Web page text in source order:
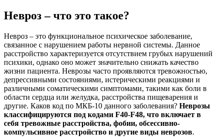
Невроз – что это такое?
Невроз – это функциональное психическое заболевание,
связанное с нарушением работы нервной системы. Данное
расстройство характеризуется отсутствием грубых нарушений
психики, однако оно может значительно снижать качество
жизни пациента. Неврозы часто проявляются тревожностью,
депрессивными состояниями, истерическими реакциями и
различными соматическими симптомами, такими как боли в
области сердца или желудка, расстройства пищеварения и
другие. Каков код по МКБ-10 данного заболевания? Неврозы
классифицируются под кодами F40-F48, что включает в
себя тревожные расстройства, фобии, обсессивно-
компульсивное расстройство и другие виды неврозов.